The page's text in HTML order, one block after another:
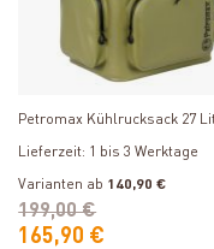
Produkt ansehen
Petromax Kühlrucksack 27
Lieferzeit: 1 bis 3 Werktage
Varianten ab 140,90 €
165,90 €
199,00 €